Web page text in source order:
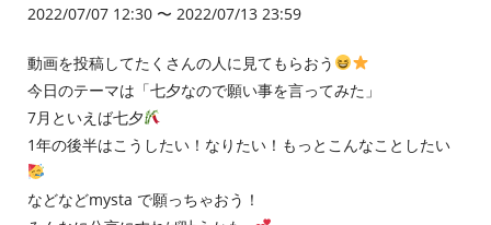
2022/07/07 12:30 〜 2022/07/13 23:59
動画を投稿してたくさんの人に見てもらおう
今日のテーマは「七夕なので願い事を言ってみた」
7月といえば七夕
1年の後半はこうしたい！なりたい！もっとこんなことしたい
などなどmysta で願っちゃおう！